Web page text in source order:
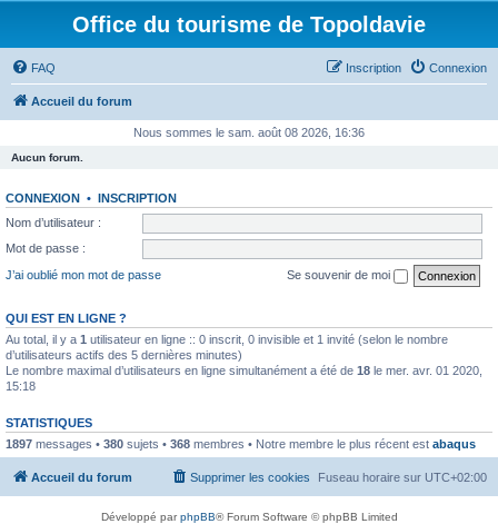
Office du tourisme de Topoldavie
FAQ Connexion
Inscription
Accueil du forum
Nous sommes le sam. août 08 2026, 16:36
Aucun forum.
CONNEXION • INSCRIPTION
Nom d’utilisateur :
Mot de passe :
J’ai oublié mon mot de passe
Se souvenir de moi
QUI EST EN LIGNE ?
Au total, il y a 1 utilisateur en ligne :: 0 inscrit, 0 invisible et 1 invité (selon le nombre
d’utilisateurs actifs des 5 dernières minutes)
Le nombre maximal d’utilisateurs en ligne simultanément a été de 18 le mer. avr. 01 2020,
15:18
STATISTIQUES
1897 messages • 380 sujets • 368 membres • Notre membre le plus récent est abaqus
Accueil du forum Fuseau horaire sur UTC+02:00
Supprimer les cookies
Développé parphpBB® Forum Software © phpBB Limited